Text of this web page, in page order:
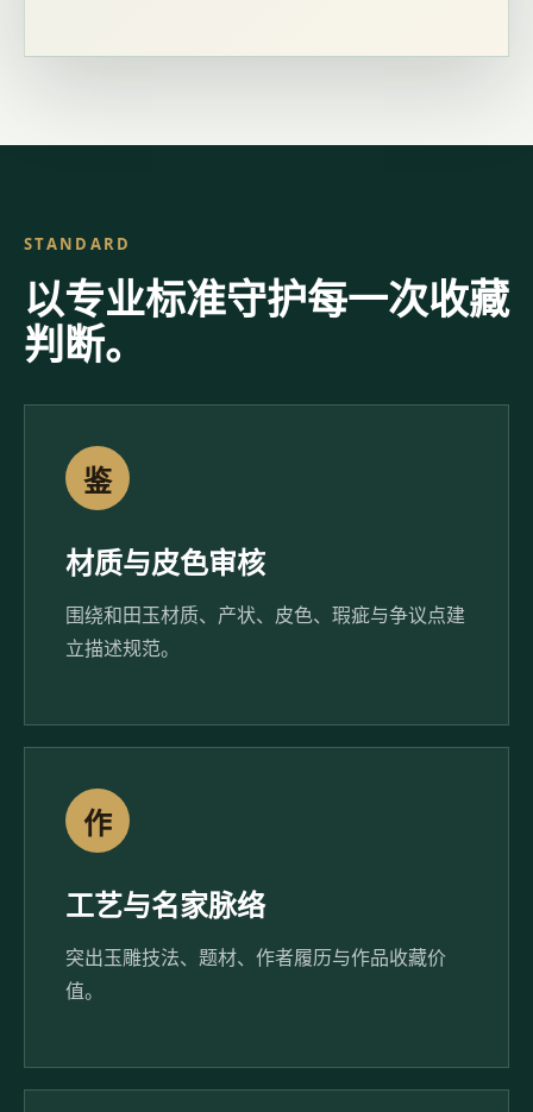
STANDARD
以专业标准守护每一次收藏
判断。
鉴
材质与皮色审核
围绕和田玉材质、产状、皮色、瑕疵与争议点建
立描述规范。
作
工艺与名家脉络
突出玉雕技法、题材、作者履历与作品收藏价
值。